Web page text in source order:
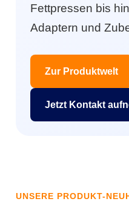
Fettpressen bis
Adaptern und
Zur Produktwelt
Jetzt Kontakt
UNSERE PRODUKT-